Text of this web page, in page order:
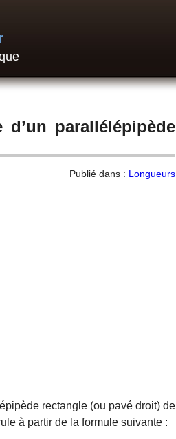
parallélépipède
Publié dans : Longueurs
rectangle (ou pavé droit) de
à partir de la formule suivante :